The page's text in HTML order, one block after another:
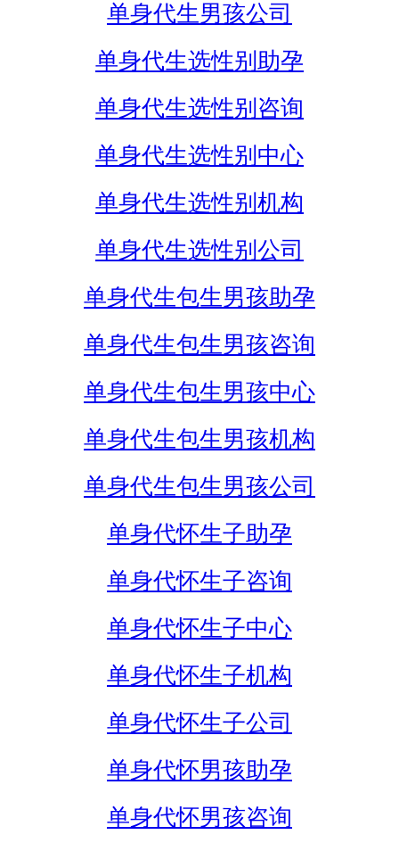
单身代生男孩公司
单身代生选性别助孕
单身代生选性别咨询
单身代生选性别中心
单身代生选性别机构
单身代生选性别公司
单身代生包生男孩助孕
单身代生包生男孩咨询
单身代生包生男孩中心
单身代生包生男孩机构
单身代生包生男孩公司
单身代怀生子助孕
单身代怀生子咨询
单身代怀生子中心
单身代怀生子机构
单身代怀生子公司
单身代怀男孩助孕
单身代怀男孩咨询